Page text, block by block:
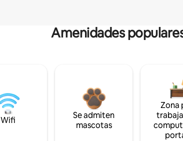
Amenidades
Wifi
Se admiten
mascotas
Zona